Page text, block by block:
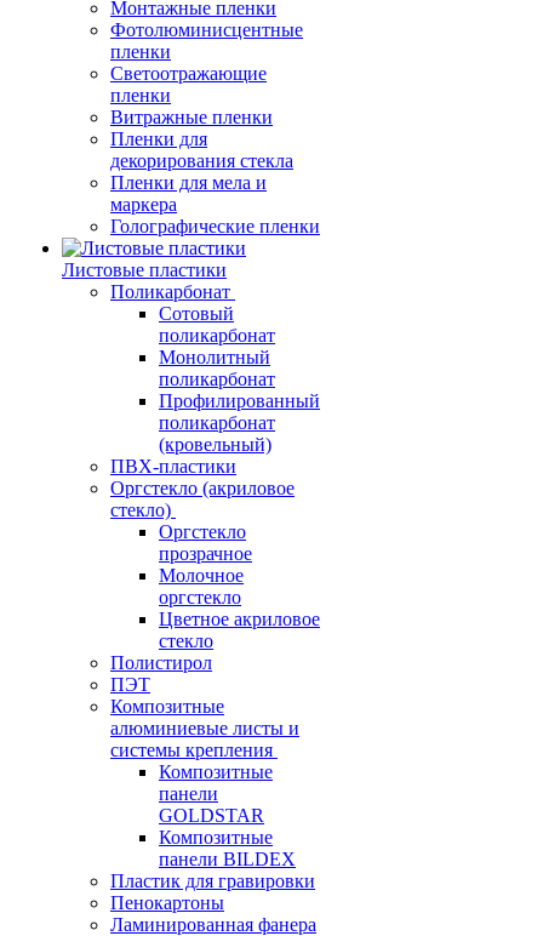
Монтажные пленки
Фотолюминисцентные
пленки
Светоотражающие
пленки
Витражные пленки
Пленки для
декорирования стекла
Пленки для мела и
маркера
Голографические пленки
Листовые пластики
Поликарбонат
Сотовый
поликарбонат
Монолитный
поликарбонат
Профилированный
поликарбонат
(кровельный)
ПВХ-пластики
Оргстекло (акриловое
стекло)
Оргстекло
прозрачное
Молочное
оргстекло
Цветное акриловое
стекло
Полистирол
ПЭТ
Композитные
алюминиевые листы и
системы крепления
Композитные
панели
GOLDSTAR
Композитные
панели BILDEX
Пластик для гравировки
Пенокартоны
Ламинированная фанера